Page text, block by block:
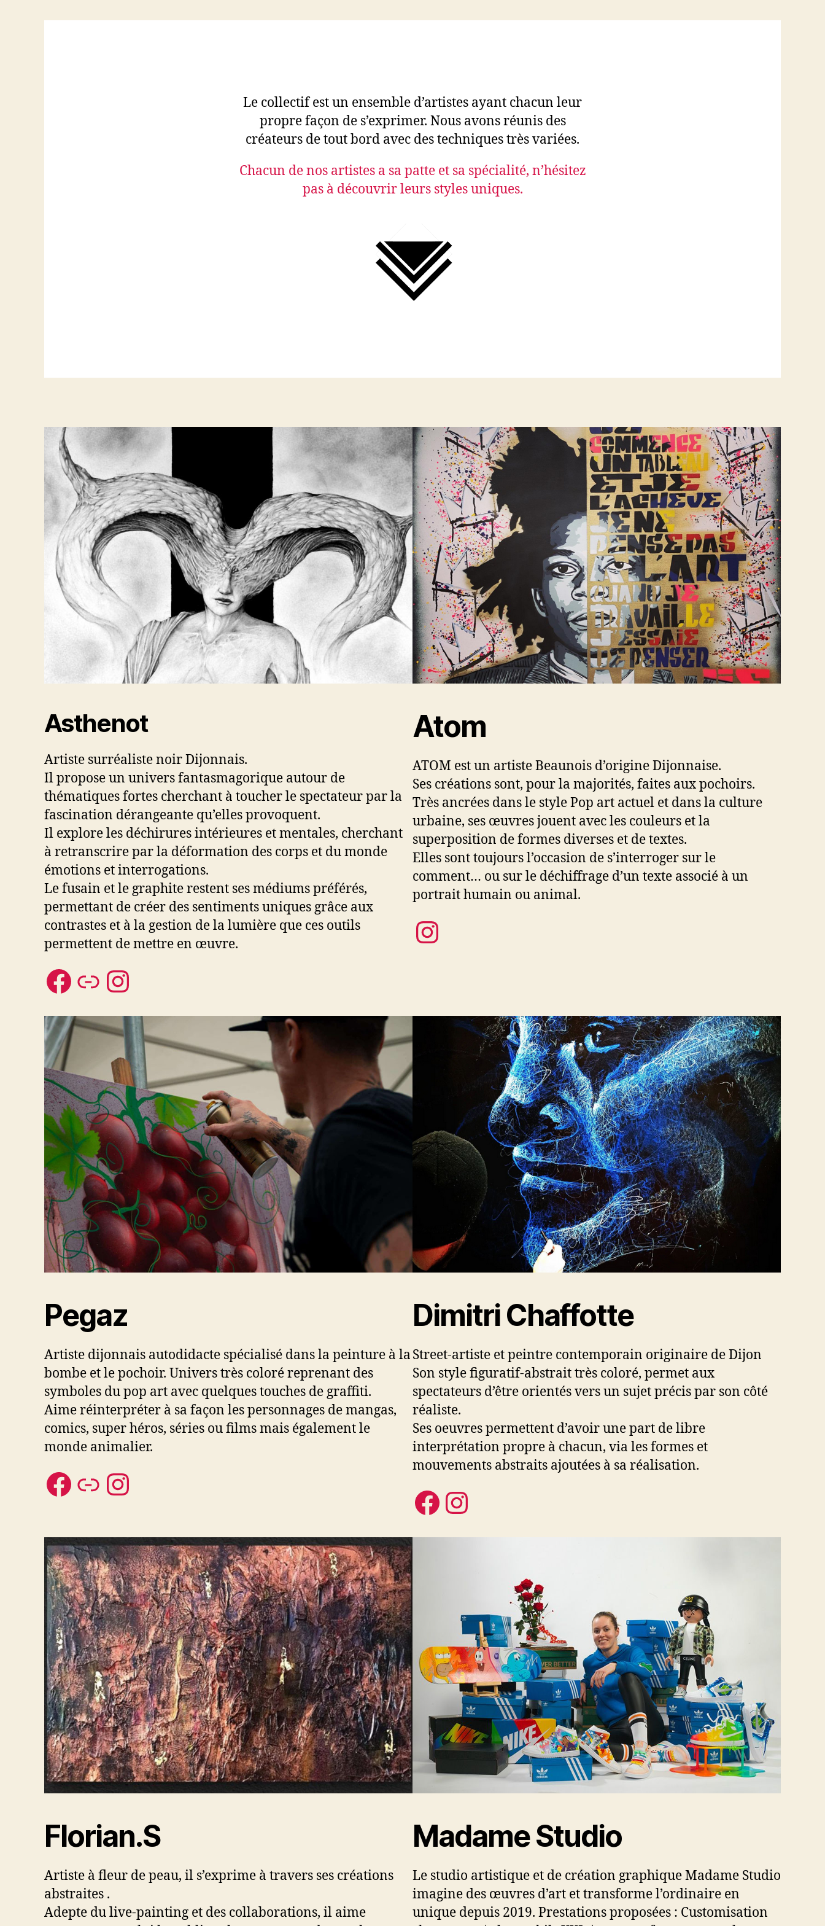
Le collectif est un ensemble d’artistes ayant chacun leur
propre façon de s’exprimer. Nous avons réunis des
créateurs de tout bord avec des techniques très variées.
Chacun de nos artistes a sa patte et sa spécialité, n’hésitez
pas à découvrir leurs styles uniques.
Asthenot
Artiste surréaliste noir Dijonnais.
Il propose un univers fantasmagorique autour de
thématiques fortes cherchant à toucher le spectateur par la
fascination dérangeante qu’elles provoquent.
Il explore les déchirures intérieures et mentales, cherchant
à retranscrire par la déformation des corps et du monde
émotions et interrogations.
Le fusain et le graphite restent ses médiums préférés,
permettant de créer des sentiments uniques grâce aux
contrastes et à la gestion de la lumière que ces outils
permettent de mettre en œuvre.
Facebook
LienInstagram
Atom
ATOM est un artiste Beaunois d’origine Dijonnaise.
Ses créations sont, pour la majorités, faites aux pochoirs.
Très ancrées dans le style Pop art actuel et dans la culture
urbaine, ses œuvres jouent avec les couleurs et la
superposition de formes diverses et de textes.
Elles sont toujours l’occasion de s’interroger sur le
comment… ou sur le déchiffrage d’un texte associé à un
portrait humain ou animal.
Instagram
Pegaz
Artiste dijonnais autodidacte spécialisé dans la peinture à la
bombe et le pochoir. Univers très coloré reprenant des
symboles du pop art avec quelques touches de graffiti.
Aime réinterpréter à sa façon les personnages de mangas,
comics, super héros, séries ou films mais également le
monde animalier.
Facebook
LienInstagram
Dimitri Chaffotte
Street-artiste et peintre contemporain originaire de Dijon
Son style figuratif-abstrait très coloré, permet aux
spectateurs d’être orientés vers un sujet précis par son côté
réaliste.
Ses oeuvres permettent d’avoir une part de libre
interprétation propre à chacun, via les formes et
mouvements abstraits ajoutées à sa réalisation.
Facebook
Instagram
Florian.S
Artiste à fleur de peau, il s’exprime à travers ses créations
abstraites .
Adepte du live-painting et des collaborations, il aime
Madame Studio
Le studio artistique et de création graphique Madame Studio
imagine des œuvres d’art et transforme l’ordinaire en
unique depuis 2019. Prestations proposées : Customisation